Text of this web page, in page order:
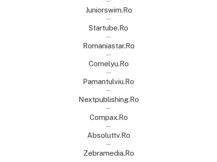
Juniorswim.ro
Startube.ro
Romaniastar.ro
Cornelyu.ro
Pamantulviu.ro
Nextpublishing.ro
Compax.ro
Absoluttv.ro
Zebramedia.ro